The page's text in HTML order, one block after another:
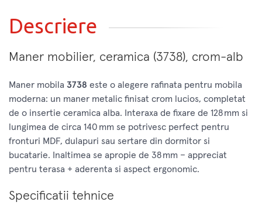
Descriere
Maner mobilier, ceramica (3738), crom-alb
Maner mobila 3738 este o alegere rafinata pentru mobila
moderna: un maner metalic finisat crom lucios, completat
de o insertie ceramica alba. Interaxa de fixare de 128 mm si
lungimea de circa 140 mm se potrivesc perfect pentru
fronturi MDF, dulapuri sau sertare din dormitor si
bucatarie. Inaltimea se apropie de 38 mm – appreciat
pentru terasa + aderenta si aspect ergonomic.
Specificatii tehnice